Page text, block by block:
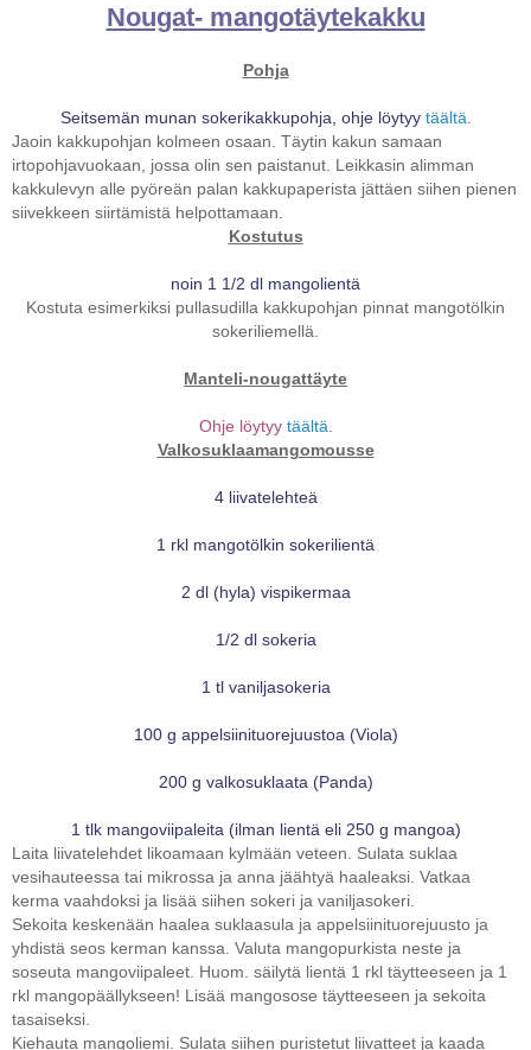
Nougat- mangotäytekakku
Pohja
Seitsemän munan sokerikakkupohja, ohje löytyy täältä
Jaoin kakkupohjan kolmeen osaan. Täytin kakun samaan
irtopohjavuokaan, jossa olin sen paistanut. Leikkasin alimman
kakkulevyn alle pyöreän palan kakkupaperista jättäen siihen pienen
siivekkeen siirtämistä helpottamaan.
Kostutus
noin 1 1/2 dl mangolientä
Kostuta esimerkiksi pullasudilla kakkupohjan pinnat mangotölkin
sokeriliemellä.
Manteli-nougattäyte
Ohje löytyy täältä
Valkosuklaamangomousse
4 liivatelehteä
1 rkl mangotölkin sokerilientä
2 dl (hyla) vispikermaa
1/2 dl sokeria
1 tl vaniljasokeria
100 g appelsiinituorejuustoa (Viola)
200 g valkosuklaata (Panda)
1 tlk mangoviipaleita (ilman lientä eli 250 g mangoa)
Laita liivatelehdet likoamaan kylmään veteen. Sulata suklaa
vesihauteessa tai mikrossa ja anna jäähtyä haaleaksi. Vatkaa
kerma vaahdoksi ja lisää siihen sokeri ja vaniljasokeri.
Sekoita keskenään haalea suklaasula ja appelsiinituorejuusto ja
yhdistä seos kerman kanssa. Valuta mangopurkista neste ja
soseuta mangoviipaleet. Huom. säilytä lientä 1 rkl täytteeseen ja 1
rkl mangopäällykseen! Lisää mangosose täytteeseen ja sekoita
tasaiseksi.
Kiehauta mangoliemi. Sulata siihen puristetut liivatteet ja kaada